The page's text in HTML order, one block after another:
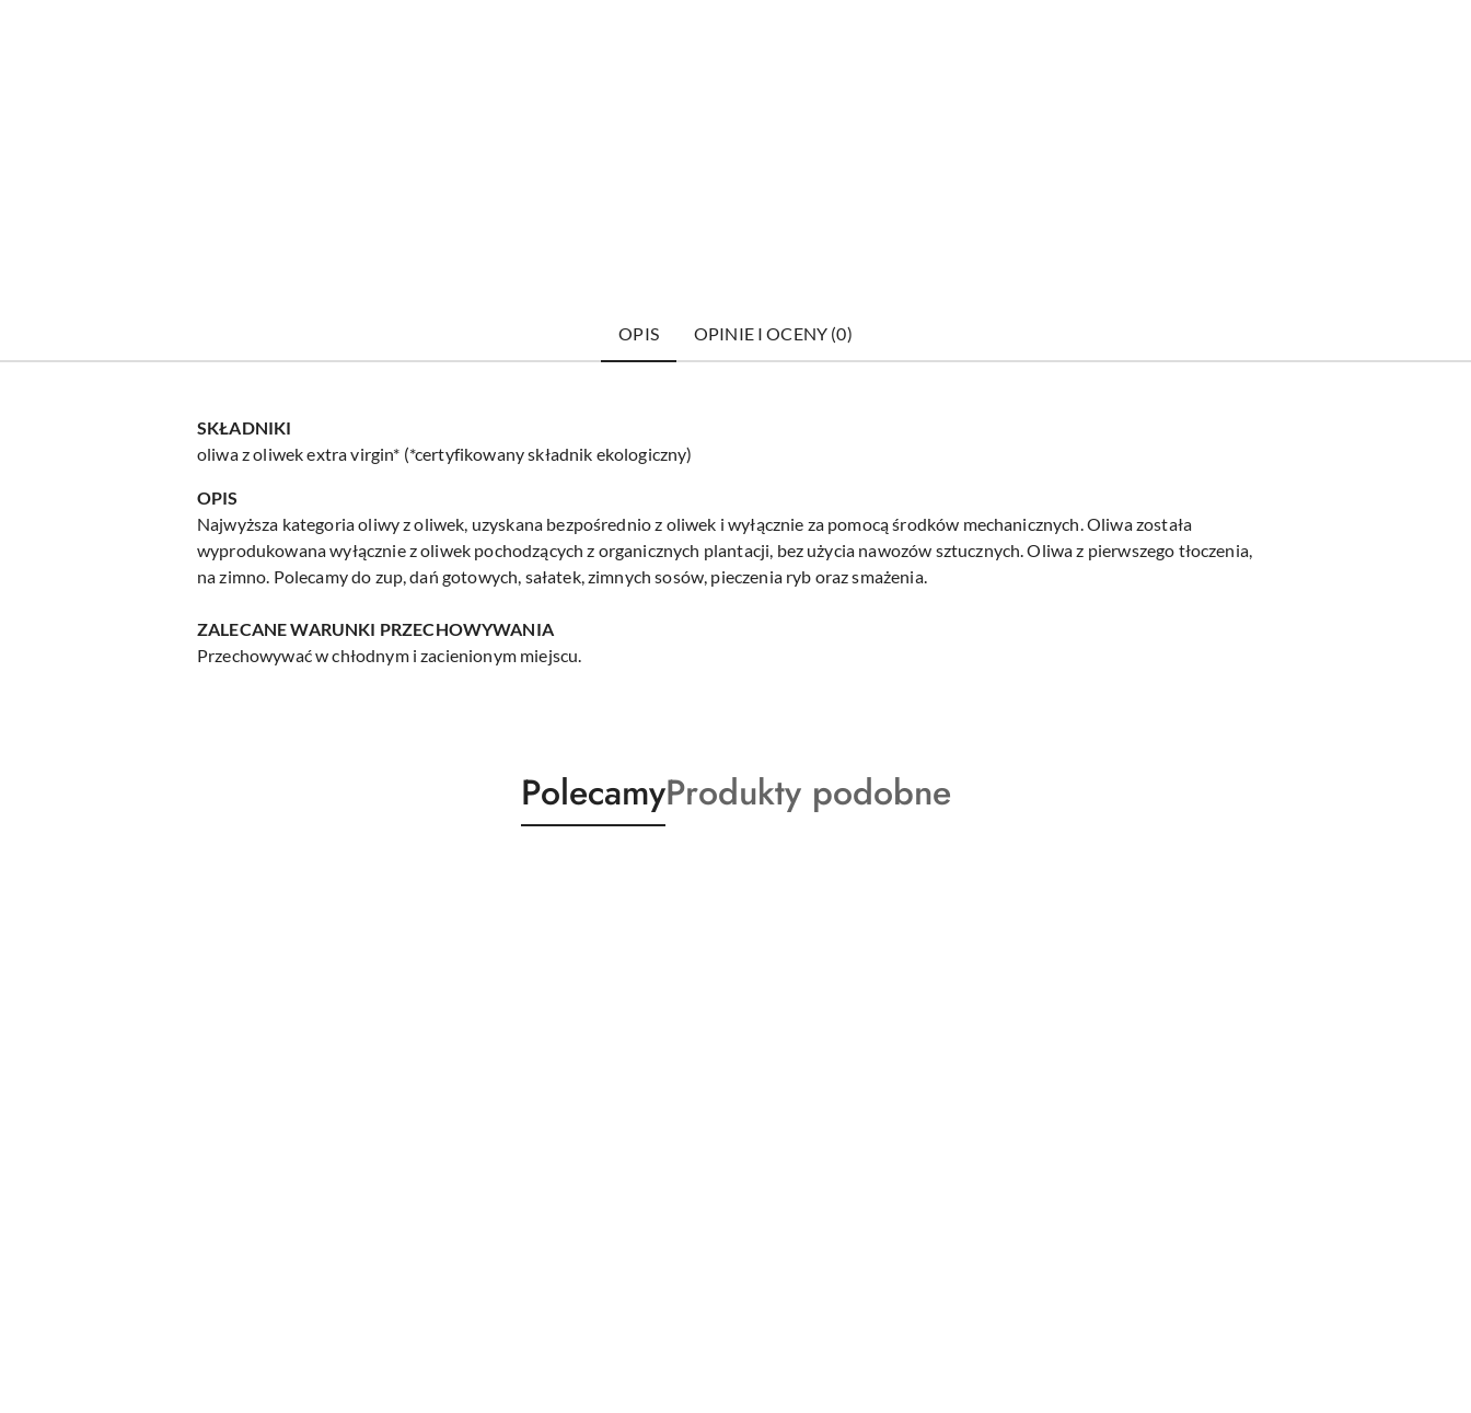
OPIS OPINIE I OCENY (0)
SKŁADNIKI
oliwa z oliwek extra virgin* (*certyfikowany składnik ekologiczny)
OPIS
Najwyższa kategoria oliwy z oliwek, uzyskana bezpośrednio z oliwek i wyłącznie za pomocą środków mechanicznych. Oliwa została
wyprodukowana wyłącznie z oliwek pochodzących z organicznych plantacji, bez użycia nawozów sztucznych. Oliwa z pierwszego tłoczenia,
na zimno. Polecamy do zup, dań gotowych, sałatek, zimnych sosów, pieczenia ryb oraz smażenia.
ZALECANE WARUNKI PRZECHOWYWANIA
Przechowywać w chłodnym i zacienionym miejscu.
Produkty
o
PolecamyProdukty
o
Produkty podobne